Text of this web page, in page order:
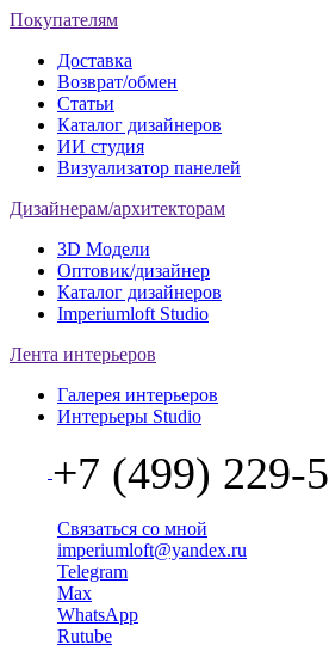
Покупателям
Доставка
Возврат/обмен
Статьи
Каталог дизайнеров
ИИ студия
Визуализатор панелей
Дизайнерам/архитекторам
3D Модели
Оптовик/дизайнер
Каталог дизайнеров
Imperiumloft Studio
Лента интерьеров
Галерея интерьеров
Интерьеры Studio
+7 (499) 229-
Связаться со мной
imperiumloft@yandex.ru
Telegram
Max
WhatsApp
Rutube